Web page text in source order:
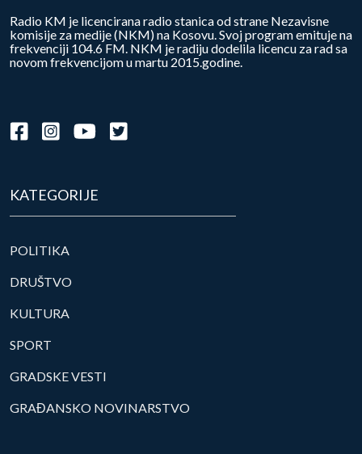
Radio KM je licencirana radio stanica od strane Nezavisne
komisije za medije (NKM) na Kosovu. Svoj program emituje na
frekvenciji 104.6 FM. NKM je radiju dodelila licencu za rad sa
novom frekvencijom u martu 2015.godine.
KATEGORIJE
POLITIKA
DRUŠTVO
KULTURA
SPORT
GRADSKE VESTI
GRAĐANSKO NOVINARSTVO